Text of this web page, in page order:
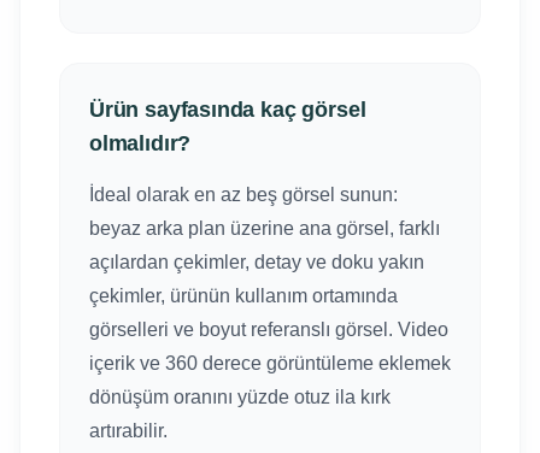
Ürün sayfasında kaç görsel
olmalıdır?
İdeal olarak en az beş görsel sunun:
beyaz arka plan üzerine ana görsel, farklı
açılardan çekimler, detay ve doku yakın
çekimler, ürünün kullanım ortamında
görselleri ve boyut referanslı görsel. Video
içerik ve 360 derece görüntüleme eklemek
dönüşüm oranını yüzde otuz ila kırk
artırabilir.